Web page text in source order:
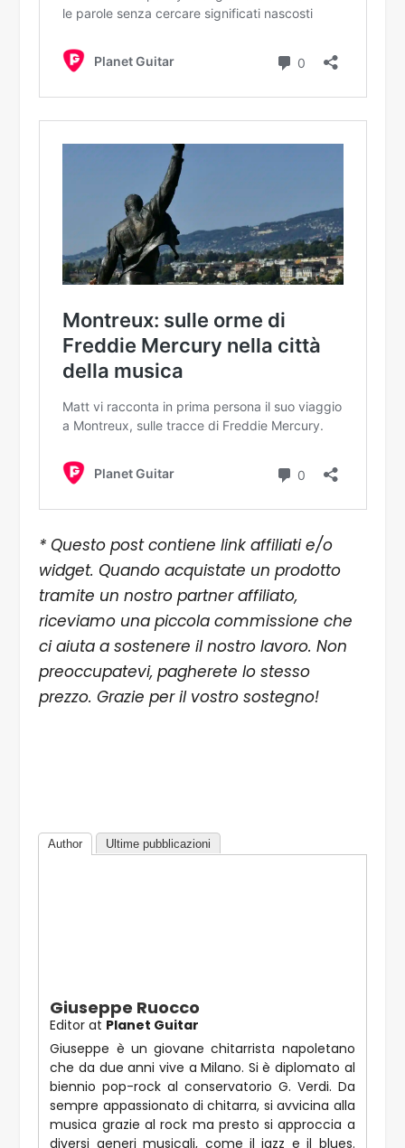
* Questo post contiene link affiliati e/o
widget. Quando acquistate un prodotto
tramite un nostro partner affiliato,
riceviamo una piccola commissione che
ci aiuta a sostenere il nostro lavoro. Non
preoccupatevi, pagherete lo stesso
prezzo. Grazie per il vostro sostegno!
Author Ultime pubblicazioni
Giuseppe Ruocco
Editor at Planet Guitar
Giuseppe è un giovane chitarrista napoletano
che da due anni vive a Milano. Si è diplomato al
biennio pop-rock al conservatorio G. Verdi. Da
sempre appassionato di chitarra, si avvicina alla
musica grazie al rock ma presto si approccia a
diversi generi musicali, come il jazz e il blues.